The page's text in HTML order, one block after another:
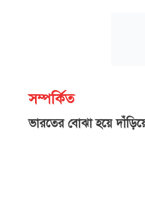
সম্পর্কিত
ভারতের বোঝা হয়ে